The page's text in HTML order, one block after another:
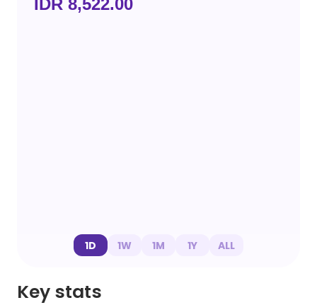
IDR 8,522.00
1D 1W 1M 1Y ALL
Key stats